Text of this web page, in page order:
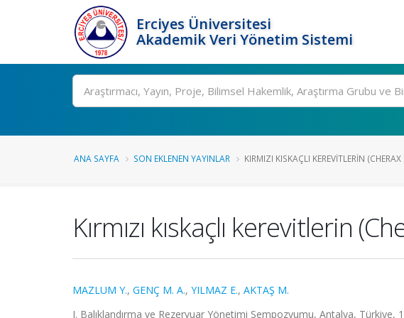
Erciyes Üniversitesi
Akademik Veri Yönetim Sistemi
Ara
ANA SAYFA SON EKLENEN YAYINLAR KIRMIZI KISKAÇLI KEREVITLERIN
Kırmızı kıskaçlı kerevitlerin
MAZLUM Y., GENÇ M. A., YILMAZ E., AKTAŞ M.
I. Balıklandırma ve Rezervuar Yönetimi Sempozyumu, Antalya,